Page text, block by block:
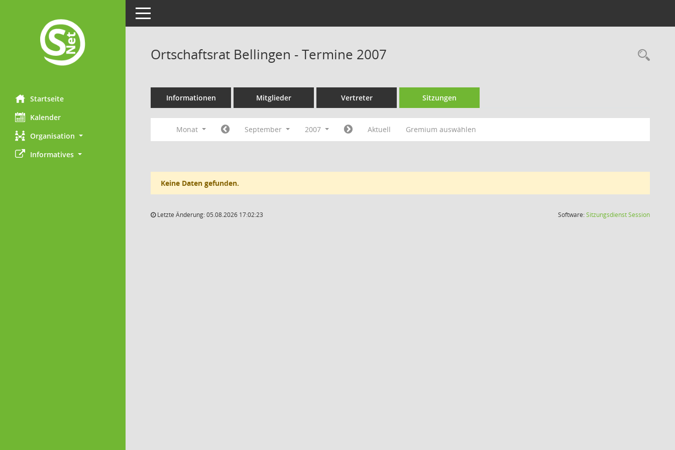
Startseite
Kalender
Organisation
Informatives
Toggle navigation
Ortschaftsrat Bellingen - Termine 2007
Informationen Mitglieder Vertreter Sitzungen
Monat September 2007 Aktuell Gremium auswählen
Keine Daten gefunden.
Letzte Änderung: 05.08.2026 17:02:23 Software:SitzungsdienstSession(Wird in